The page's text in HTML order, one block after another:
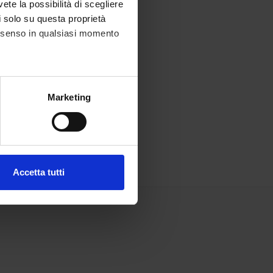
la possibilità di scegliere
su questa proprietà
in qualsiasi momento
metro,
che hai fornito loro o
Marketing
Accetta tutti